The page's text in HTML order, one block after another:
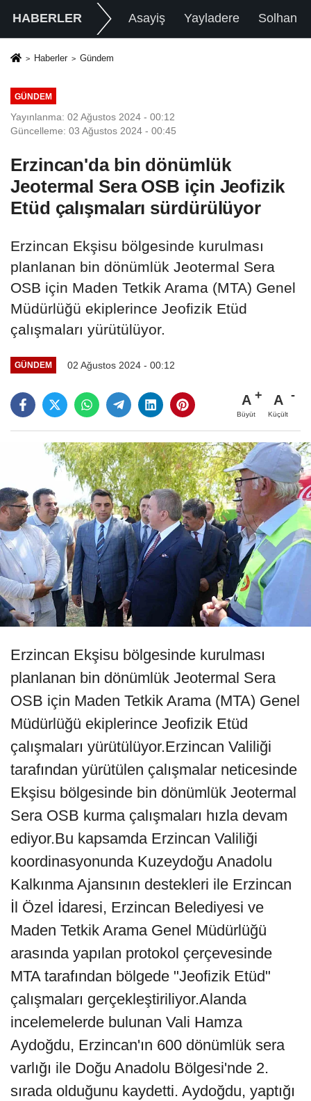
HABERLER Asayiş Yayladere Solhan
Haberler Gündem
GÜNDEM
Yayınlanma: 02 Ağustos 2024 - 00:12
Güncelleme: 03 Ağustos 2024 - 00:45
Erzincan'da bin dönümlük
Jeotermal Sera OSB için Jeofizik
Etüd çalışmaları sürdürülüyor
Erzincan Ekşisu bölgesinde kurulması
planlanan bin dönümlük Jeotermal Sera
OSB için Maden Tetkik Arama (MTA) Genel
Müdürlüğü ekiplerince Jeofizik Etüd
çalışmaları yürütülüyor.
GÜNDEM 02 Ağustos 2024 - 00:12
A
Büyüt
A
Küçült
Erzincan Ekşisu bölgesinde kurulması
planlanan bin dönümlük Jeotermal Sera
OSB için Maden Tetkik Arama (MTA) Genel
Müdürlüğü ekiplerince Jeofizik Etüd
çalışmaları yürütülüyor.Erzincan Valiliği
tarafından yürütülen çalışmalar neticesinde
Ekşisu bölgesinde bin dönümlük Jeotermal
Sera OSB kurma çalışmaları hızla devam
ediyor.Bu kapsamda Erzincan Valiliği
koordinasyonunda Kuzeydoğu Anadolu
Kalkınma Ajansının destekleri ile Erzincan
İl Özel İdaresi, Erzincan Belediyesi ve
Maden Tetkik Arama Genel Müdürlüğü
arasında yapılan protokol çerçevesinde
MTA tarafından bölgede "Jeofizik Etüd"
çalışmaları gerçekleştiriliyor.Alanda
incelemelerde bulunan Vali Hamza
Aydoğdu, Erzincan'ın 600 dönümlük sera
varlığı ile Doğu Anadolu Bölgesi'nde 2.
sırada olduğunu kaydetti. Aydoğdu, yaptığı